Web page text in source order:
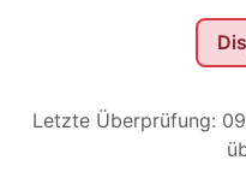
Letzte Überprüfung: